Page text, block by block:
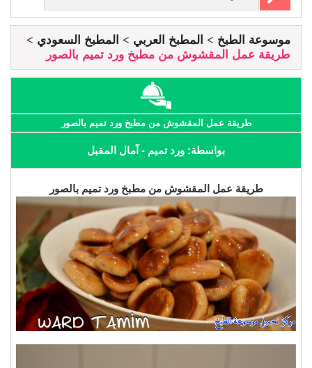
موسوعة الطبخ المطبخ العربي
المطبخ السعودي
طريقة عمل المقشوش من مطبخ ورد تميم بالصور
طريقة عمل المقشوش من مطبخ ورد تميم بالصور
بواسطة: ورد تميم - آمال المقبل
طريقة عمل المقشوش من مطبخ ورد تميم بالصور